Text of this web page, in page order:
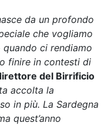
da un profondo
che vogliamo
ci rendiamo
finire in contesti di
del Birrificio
accolta la
in più. La Sardegna
quest’anno